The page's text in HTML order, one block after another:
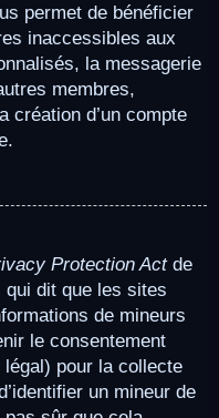
permet de bénéficier
inaccessibles aux
la messagerie
membres,
création d’un compte
Protection Actde
dit que les sites
de mineurs
le consentement
légal) pour la collecte
un mineur de